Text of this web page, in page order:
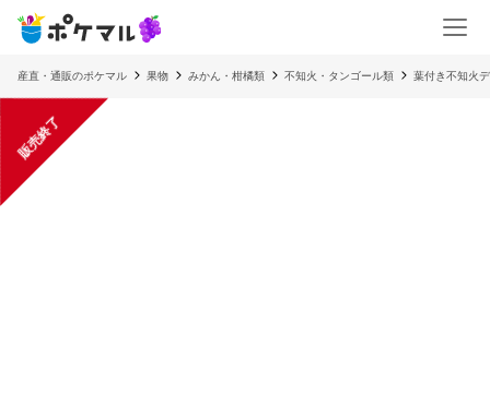
産直・通販のポケマル 果物 みかん・柑橘類 不知火・タンゴール類 葉付き不知火
販売終了